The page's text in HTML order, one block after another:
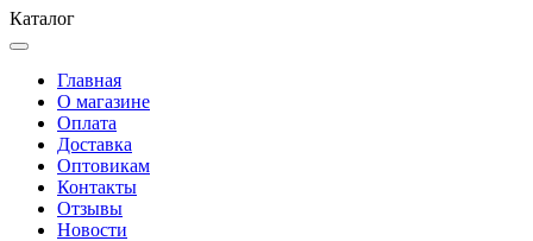
Каталог
Главная
О магазине
Оплата
Доставка
Оптовикам
Контакты
Отзывы
Новости